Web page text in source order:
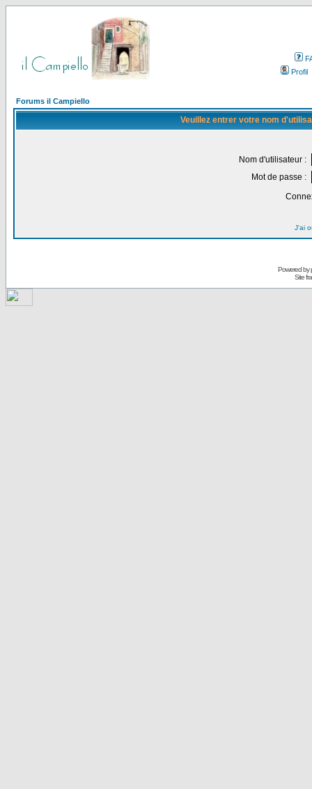
Profil
Forums il Campiello
Veuillez entrer votre nom
Nom d'utilisateur :
Mot de passe :
J'ai
Powered by
Site